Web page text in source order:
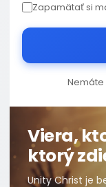
Zapamätať si
Nemáte
Viera,
ktorý
Unity Christ je